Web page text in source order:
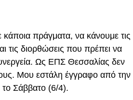
πράγματα, να κάνουμε τις
τις διορθώσεις που πρέπει να
Ως ΕΠΣ Θεσσαλίας δεν
Μου εστάλη έγγραφο από την
το Σάββατο (6/4).